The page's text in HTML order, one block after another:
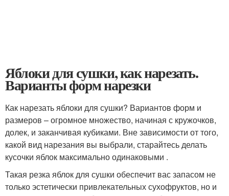
Яблоки для сушки, как нарезать.
Варианты форм нарезки
Как нарезать яблоки для сушки? Вариантов форм и
размеров – огромное множество, начиная с кружочков,
долек, и заканчивая кубиками. Вне зависимости от того,
какой вид нарезания вы выбрали, старайтесь делать
кусочки яблок максимально одинаковыми .
Такая резка яблок для сушки обеспечит вас запасом не
только эстетически привлекательных сухофруктов, но и